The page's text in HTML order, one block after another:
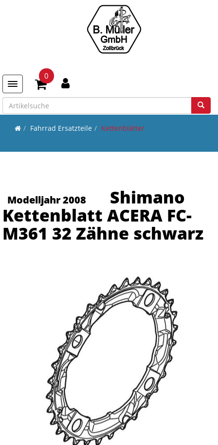
Toggle navigation
0
Fahrrad Ersatzteile Kettenblätter
Modelljahr 2008
Shimano
Kettenblatt ACERA FC-
M361 32 Zähne schwarz